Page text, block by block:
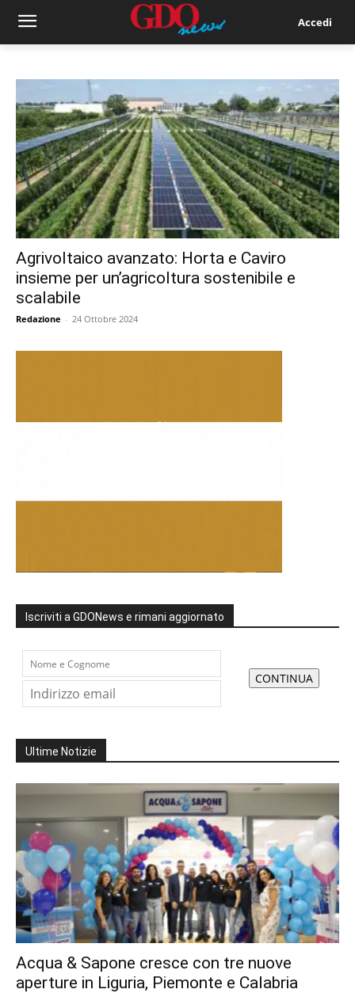
Accedi
Agrivoltaico avanzato: Horta e Caviro
insieme per un’agricoltura sostenibile e
scalabile
Redazione - 24 Ottobre 2024
Iscriviti a GDONews e rimani aggiornato
Ultime Notizie
Acqua & Sapone cresce con tre nuove
aperture in Liguria, Piemonte e Calabria